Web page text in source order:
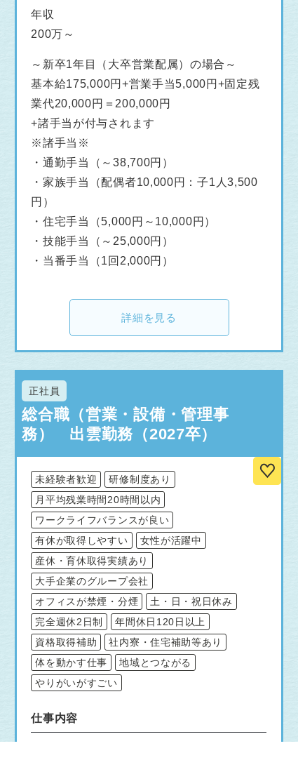
年収
200万～
～新卒1年目（大卒営業配属）の場合～
基本給175,000円+営業手当5,000円+固定残
業代20,000円＝200,000円
+諸手当が付与されます
※諸手当※
・通勤手当（～38,700円）
・家族手当（配偶者10,000円：子1人3,500
円）
・住宅手当（5,000円～10,000円）
・技能手当（～25,000円）
・当番手当（1回2,000円）
詳細を見る
正社員
総合職（営業・設備・管理事
務） 出雲勤務（2027卒）
未経験者歓迎
研修制度あり
月平均残業時間20時間以内
ワークライフバランスが良い
有休が取得しやすい
女性が活躍中
産休・育休取得実績あり
大手企業のグループ会社
オフィスが禁煙・分煙
土・日・祝日休み
完全週休2日制
年間休日120日以上
資格取得補助
社内寮・住宅補助等あり
体を動かす仕事
地域とつながる
やりがいがすごい
仕事内容